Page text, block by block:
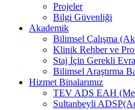
Projeler
Bilgi Güvenliği
Akademik
Bilimsel Çalışma
Klinik Rehber ve
Staj İçin Gerekli
Bilimsel Araştırma
Hizmet Binalarımız
TEV ADS EAH
Sultanbeyli